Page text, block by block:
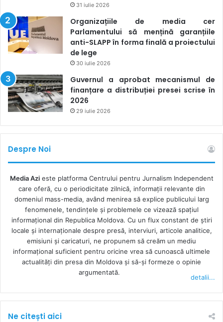
31 iulie 2026
Organizațiile de media cer
Parlamentului să mențină garanțiile
anti-SLAPP în forma finală a proiectului
de lege
30 iulie 2026
Guvernul a aprobat mecanismul de
finanțare a distribuției presei scrise în
2026
29 iulie 2026
Despre Noi
Media Azieste platforma Centrului pentru Jurnalism Independent
care oferă, cu o periodicitate zilnică, informații relevante din
domeniul mass-media, având menirea să explice publicului larg
fenomenele, tendințele și problemele ce vizează spațiul
informațional din Republica Moldova. Cu un flux constant de ştiri
locale şi internaţionale despre presă, interviuri, articole analitice,
emisiuni și caricaturi, ne propunem să creăm un mediu
informaţional suficient pentru oricine vrea să cunoască ultimele
actualităţi din presa din Moldova şi să-şi formeze o opinie
argumentată.
detalii...
Ne citești aici